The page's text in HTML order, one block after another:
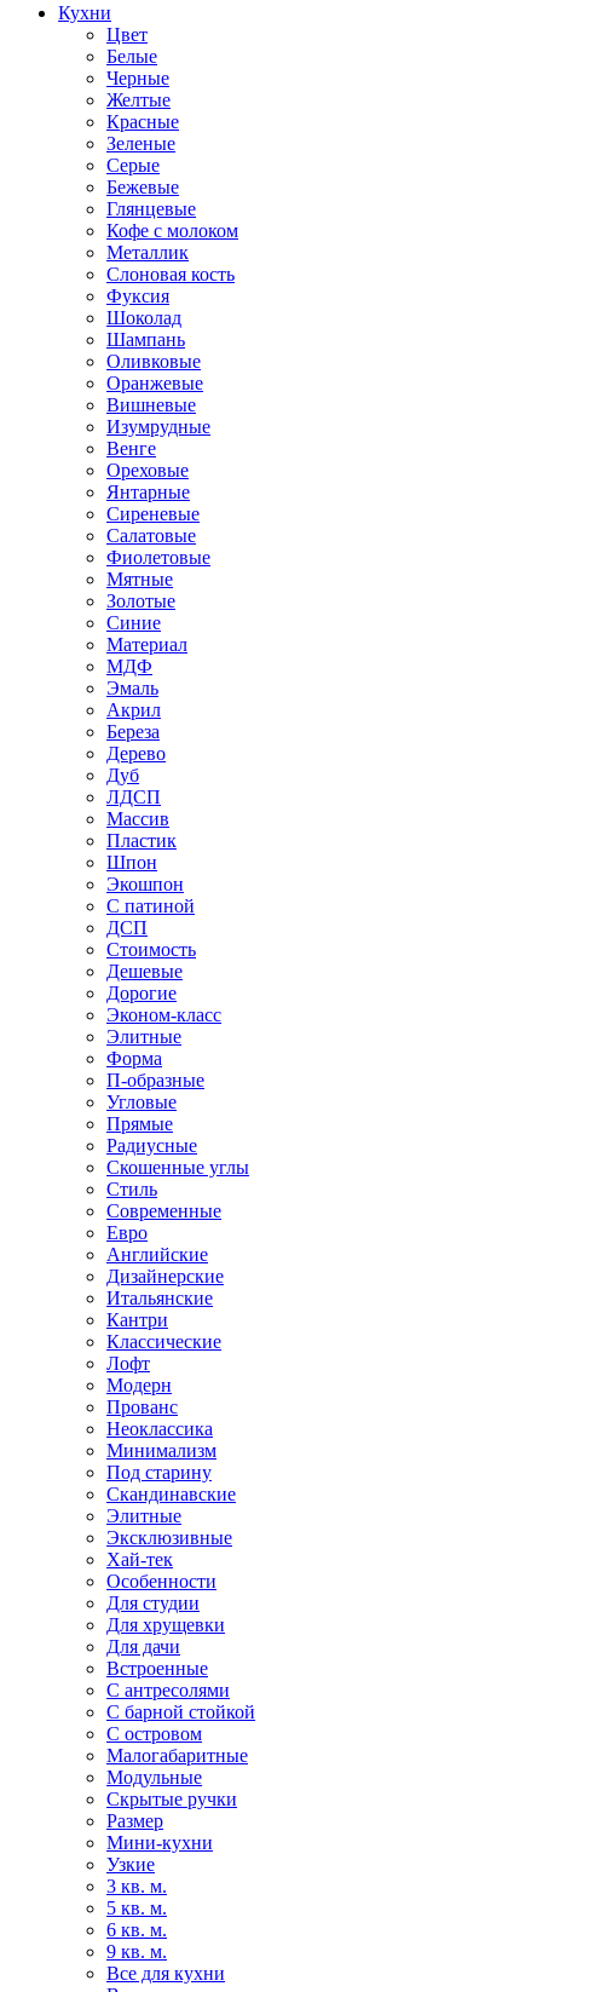
Кухни
Цвет
Белые
Черные
Желтые
Красные
Зеленые
Серые
Бежевые
Глянцевые
Кофе с молоком
Металлик
Слоновая кость
Фуксия
Шоколад
Шампань
Оливковые
Оранжевые
Вишневые
Изумрудные
Венге
Ореховые
Янтарные
Сиреневые
Салатовые
Фиолетовые
Мятные
Золотые
Синие
Материал
МДФ
Эмаль
Акрил
Береза
Дерево
Дуб
ЛДСП
Массив
Пластик
Шпон
Экошпон
С патиной
ДСП
Стоимость
Дешевые
Дорогие
Эконом-класс
Элитные
Форма
П-образные
Угловые
Прямые
Радиусные
Скошенные углы
Стиль
Современные
Евро
Английские
Дизайнерские
Итальянские
Кантри
Классические
Лофт
Модерн
Прованс
Неоклассика
Минимализм
Под старину
Скандинавские
Элитные
Эксклюзивные
Хай-тек
Особенности
Для студии
Для хрущевки
Для дачи
Встроенные
С антресолями
С барной стойкой
С островом
Малогабаритные
Модульные
Скрытые ручки
Размер
Мини-кухни
Узкие
3 кв. м.
5 кв. м.
6 кв. м.
9 кв. м.
Все для кухни